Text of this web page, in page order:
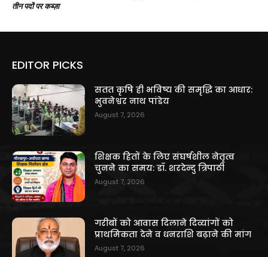
तीन पदों पर कब्ज़ा
EDITOR PICKS
सतत कृषि ही भविष्य की समृद्धि का आधार:
भुवनेश्वर नाथ पांडेय
August 7, 2026
शिक्षक हितों के लिए संघर्षशील नेतृत्व
चुनने का समय: डॉ. शरदेन्दु त्रिपाठी
August 7, 2026
गरीबों को आवास दिलाने दिव्यांगों को
प्राथमिकता देने व धनराशि बढ़ाने की मांग
August 7, 2026